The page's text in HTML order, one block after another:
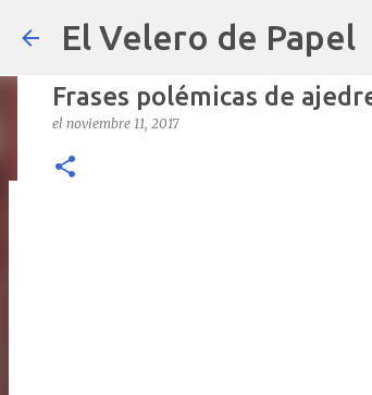
El Velero de Papel
POLÍTICAS PÚBLICAS y
Frases polémicas de
el noviembre 11, 2017